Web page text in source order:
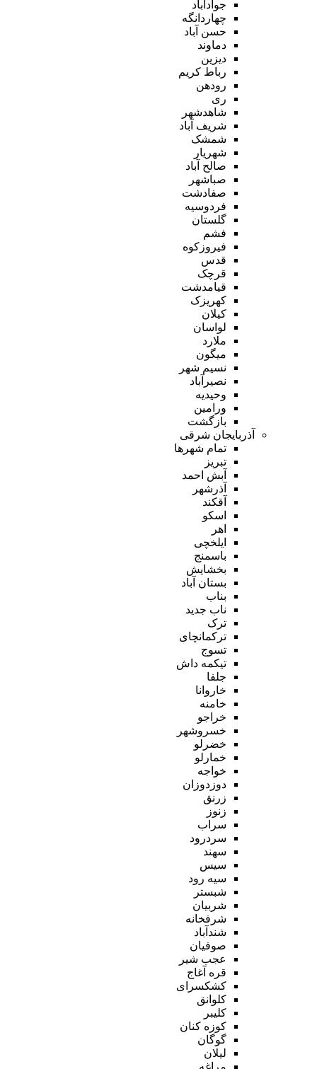
جوادآباد
چهاردانگه
حسن آباد
دماوند
دیزین
رباط کریم
رودهن
ری
شاهدشهر
شریف آباد
شمشک
شهریار
صالح آباد
صباشهر
صفادشت
فردوسیه
گلستان
فشم
فیروزکوه
قدس
قرچک
قیامدشت
کهریزک
کیلان
لواسان
ملارد
میگون
نسیم شهر
نصیرآباد
وحیدیه
ورامین
بازگشت
آذربایجان شرقی
تمام شهر‌ها
تبریز
آبش احمد
آذرشهر
آقکند
اسکو
اهر
ایلخچی
باسمنج
بخشایش
بستان آباد
بناب
ناب جدید
ترک
ترکمانچای
تسوج
تیکمه داش
جلفا
خاروانا
خامنه
خراجو
خسروشهر
خضرلو
خمارلو
خواجه
دوزدوزان
زرنق
زنوز
سراب
سردرود
سهند
سیس
سیه رود
شبستر
شربیان
شرفخانه
شندآباد
صوفیان
عجب شیر
قره آغاج
کشکسرای
کلوانق
کلیبر
کوزه کنان
گوگان
لیلان
مراغه